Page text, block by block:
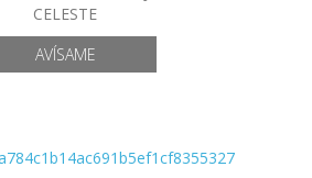
CELESTE